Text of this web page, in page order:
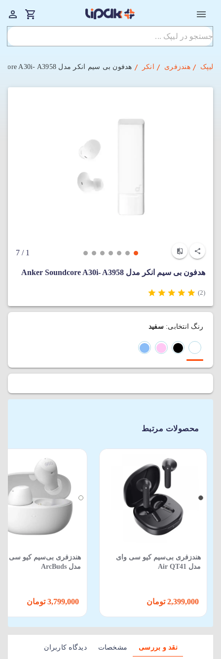
لیپک هندزفری انکر هدفون بی‌ سیم انکر مدل Anker Soundcore A30i- A3958
1
/ 7
هدفون بی‌ سیم انکر مدل Anker Soundcore A30i- A3958
(2)
رنگ انتخابی:سفید
محصولات مرتبط
هندزفری بی‌سیم کیو سی وای
مدل Air QT41
هندزفری بی‌سیم کیو سی
مدل ArcBuds
نقد و بررسی مشخصات دیدگاه کاربران